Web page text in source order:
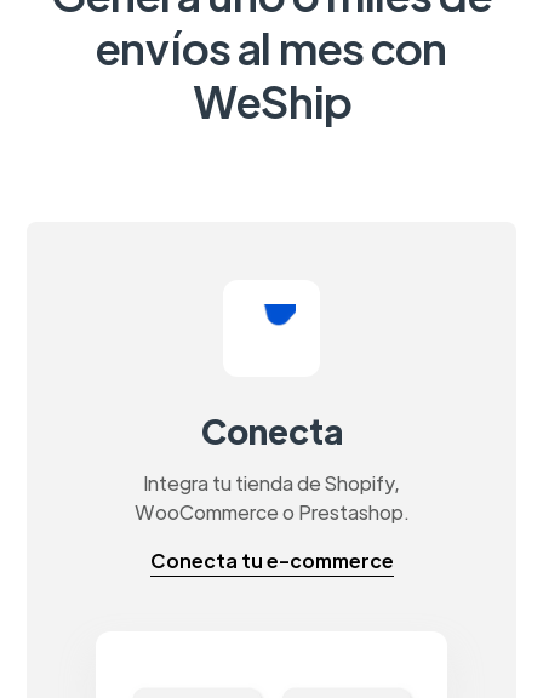
envíos al mes con
WeShip
Conecta
Integra tu tienda de Shopify,
WooCommerce o Prestashop.
Conecta tu e-commerce